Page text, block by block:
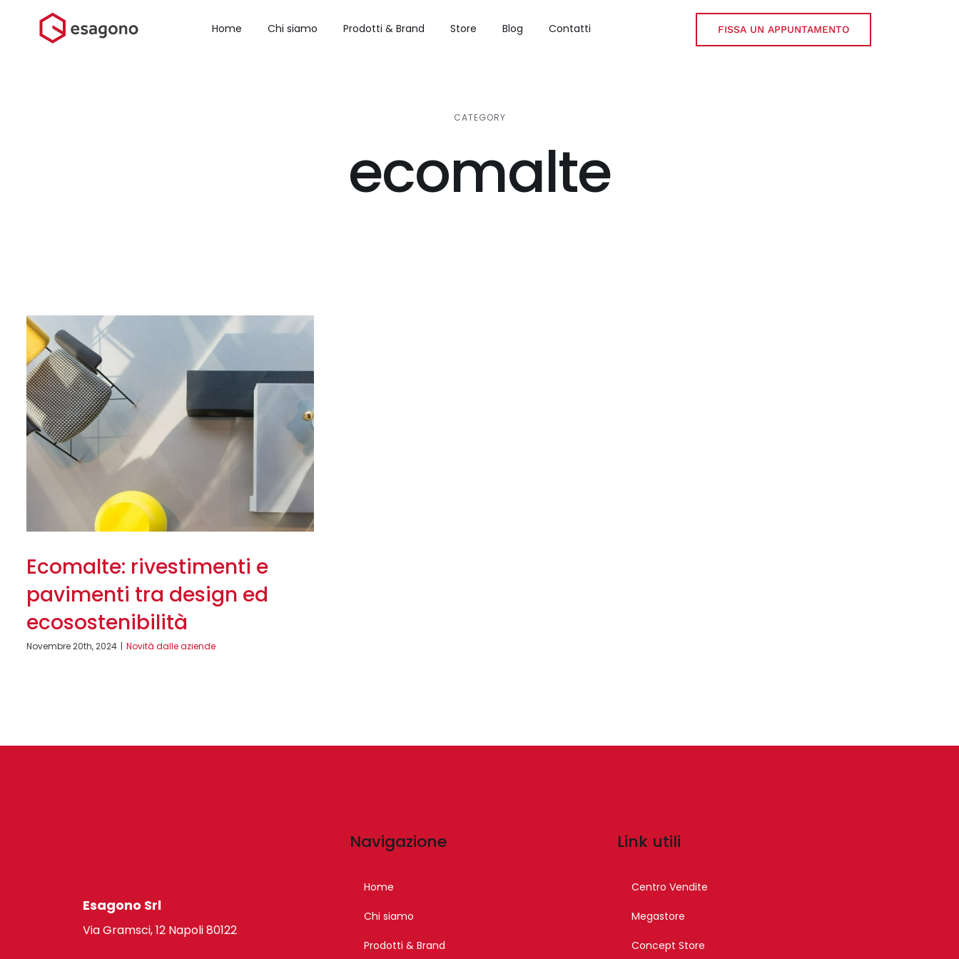
contenuto
Home Chi siamo Prodotti & Brand Store Blog Contatti FISSA UN APPUNTAMENTO
CATEGORY
ecomalte
Ecomalte: rivestimenti e
pavimenti tra design ed
ecosostenibilità
Novembre 20th, 2024 | Novità dalle aziende
Esagono Srl
Via Gramsci, 12 Napoli 80122
Navigazione
Home
Chi siamo
Prodotti & Brand
Link utili
Centro Vendite
Megastore
Concept Store